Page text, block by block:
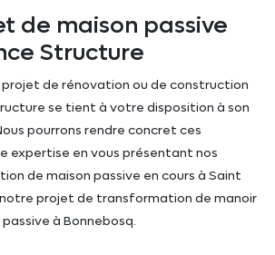
de maison passive
Structure
de rénovation ou de construction
se tient à votre disposition à son
pourrons rendre concret ces
expertise en vous présentant nos
de maison passive en cours à Saint
projet de transformation de manoir
à Bonnebosq.